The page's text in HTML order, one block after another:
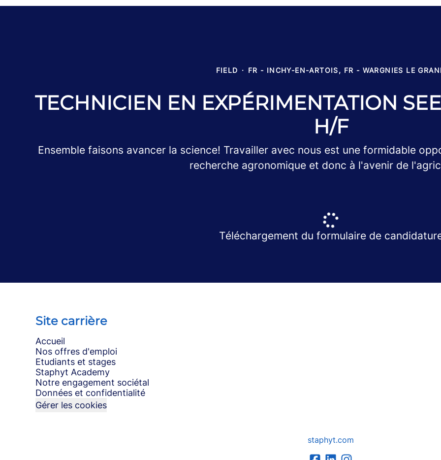
FIELD · FR - INCHY-EN-ARTOIS, FR - WARGNIES LE
TECHNICIEN EN EXPÉRIMENTATION
H/F
Ensemble faisons avancer la science! Travailler avec nous est une formidable
recherche agronomique et donc à l'avenir de
Téléchargement du formulaire de
Site carrière
Accueil
Nos offres d'emploi
Etudiants et stages
Staphyt Academy
Notre engagement sociétal
Données et confidentialité
Gérer les cookies
staphyt.com